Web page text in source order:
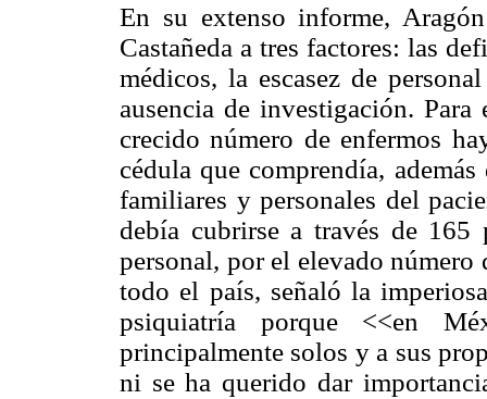
En su extenso informe,
Castañeda a tres factores: las
médicos, la escasez de
ausencia de investigación.
crecido número de enfermos
cédula que comprendía,
familiares y personales del
debía cubrirse a través de 165
personal, por el elevado número
todo el país, señaló la
psiquiatría porque <<en
principalmente solos y a sus
ni se ha querido dar